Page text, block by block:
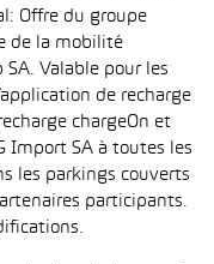
Offre du groupe
de la mobilité
Valable pour les
de recharge
chargeOn et
Import SA à toutes les
les parkings couverts
participants.